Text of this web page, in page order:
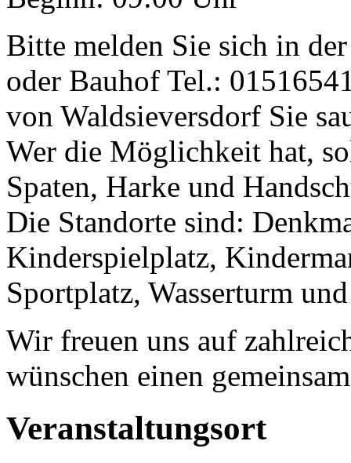
Bitte melden Sie sich in
oder Bauhof Tel.:
von Waldsieversdorf Sie
Wer die Möglichkeit hat,
Spaten, Harke und
Die Standorte sind:
Kinderspielplatz,
Sportplatz, Wasserturm
Wir freuen uns auf
wünschen einen
Veranstaltungsort